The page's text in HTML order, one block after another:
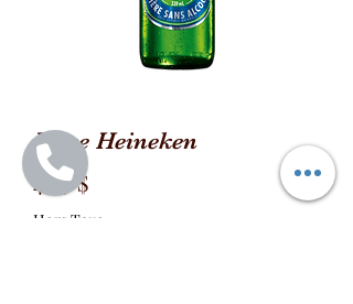
Bière Heineken
4,99 $Prix
Hors Taxe